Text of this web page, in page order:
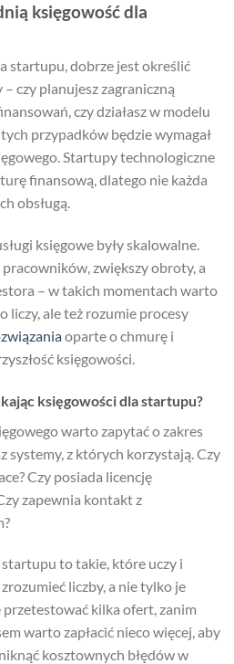
księgowość dla
startupu, dobrze jest określić
czy planujesz zagraniczną
czy działasz w modelu
przypadków będzie wymagał
Startupy technologiczne
finansową, dlatego nie każda
obsługą.
księgowe były skalowalne.
zwiększy obroty, a
– w takich momentach warto
liczy, ale też rozumie procesy
oparte o chmurę i
księgowości.
księgowości dla startupu?
warto zapytać o zakres
systemy, z których korzystają. Czy
Czy posiada licencję
zapewnia kontakt z
to takie, które uczy i
liczby, a nie tylko je
kilka ofert, zanim
warto zapłacić nieco więcej, aby
kosztownych błędów w